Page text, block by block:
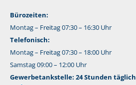
Bürozeiten:
Montag – Freitag 07:30 – 16:30 Uhr
Telefonisch:
Montag – Freitag 07:30 – 18:00 Uhr
Samstag 09:00 – 12:00 Uhr
Gewerbetankstelle: 24 Stunden täglich